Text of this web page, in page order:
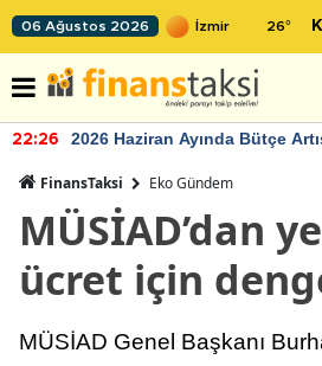
06 Ağustos 2026 26°
22:26 2026 Haziran Ayında Bütçe
FinansTaksi Eko Gündem
MÜSİAD’dan
ücret için
MÜSİAD Genel Başkanı